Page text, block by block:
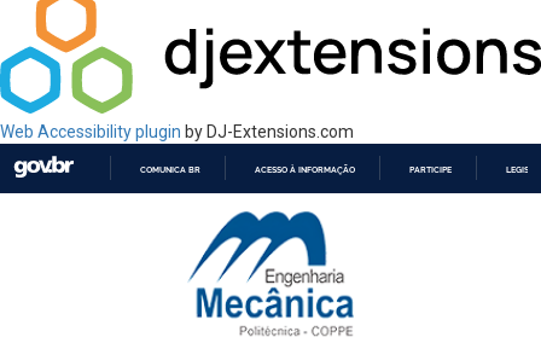
Web Accessibility plugin by DJ-Extensions.com
PARA
CONTEÚDO
COMUNICA BR ACESSO À INFORMAÇÃO PARTICIPE